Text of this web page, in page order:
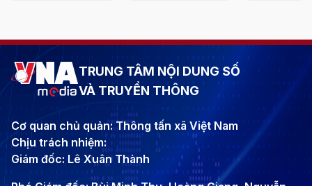
TRUNG TÂM NỘI DUNG SỐ
VÀ TRUYỀN THÔNG
Cơ quan chủ quản: Thông tấn xã Việt Nam
Chịu trách nhiệm:
Giám đốc: Lê Xuân Thành